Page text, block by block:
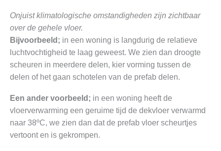
Onjuist klimatologische omstandigheden zijn zichtbaar
over de gehele vloer.
Bijvoorbeeld; in een woning is langdurig de relatieve
luchtvochtigheid te laag geweest. We zien dan droogte
scheuren in meerdere delen, kier vorming tussen de
delen of het gaan schotelen van de prefab delen.
Een ander voorbeeld; in een woning heeft de
vloerverwarming een geruime tijd de dekvloer verwarmd
naar 38ºC, we zien dan dat de prefab vloer scheurtjes
vertoont en is gekrompen.